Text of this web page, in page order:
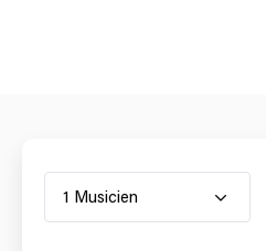
1 Musicien